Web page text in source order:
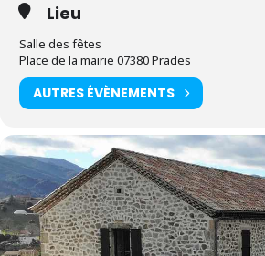
Lieu
Salle des fêtes
Place de la mairie 07380 Prades
AUTRES ÉVÈNEMENTS